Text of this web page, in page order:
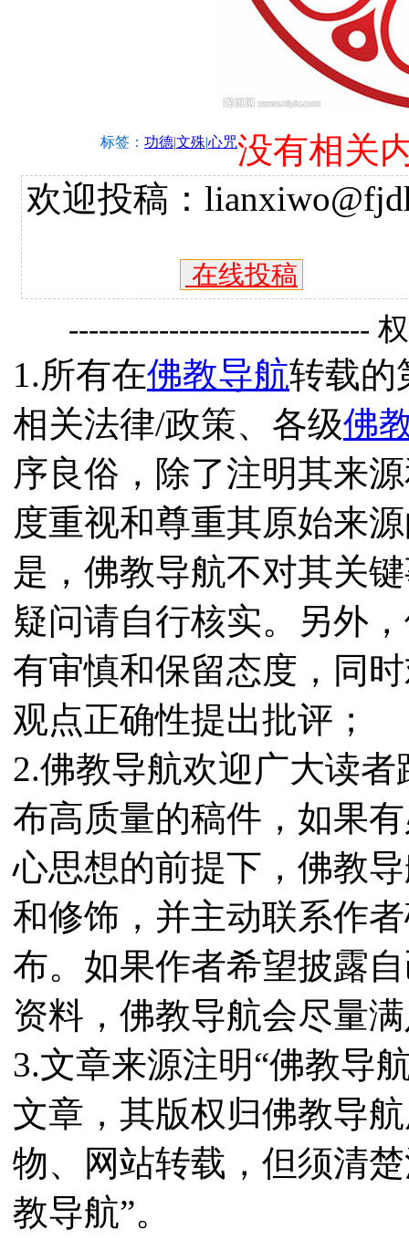
标签： 功德|文殊|心咒没有相关
欢迎投稿：
在线投稿
------------------------------
1.所有在佛教导航转载的
相关法律/政策、各级佛
序良俗，除了注明其来
度重视和尊重其原始来
是，佛教导航不对其关
疑问请自行核实。另外
有审慎和保留态度，同
观点正确性提出批评；
2.佛教导航欢迎广大读
布高质量的稿件，如果
心思想的前提下，佛教
和修饰，并主动联系作
布。如果作者希望披露
资料，佛教导航会尽量
3.文章来源注明“佛教导
文章，其版权归佛教导
物、网站转载，但须清
教导航”。